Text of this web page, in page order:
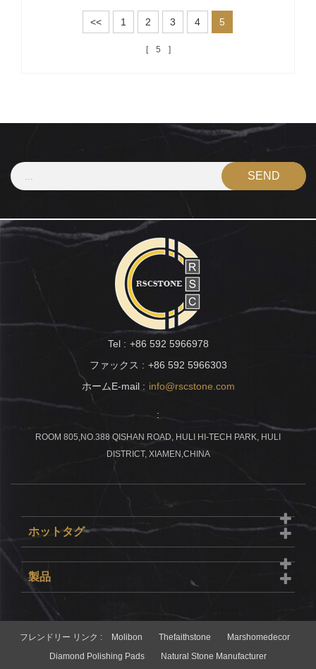
<< 1 2 3 4 5
5
Tel : +86 592 5966978
ファックス : +86 592 5966303
ホームE-mail : info@rscstone.com
:
ROOM 805,NO.388 QISHAN ROAD, HULI HI-TECH PARK, HULI
DISTRICT, XIAMEN,CHINA
ホットタグ
製品
フレンドリー リンク : Molibon Thefaithstone
Marshomedecor
Diamond Polishing Pads
Natural Stone Manufacturer